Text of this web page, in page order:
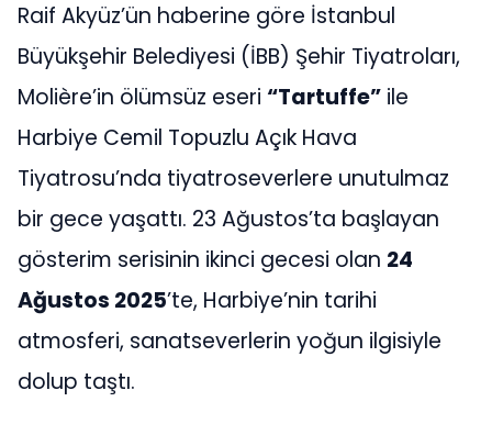
Raif Akyüz’ün haberine göre İstanbul
Büyükşehir Belediyesi (İBB) Şehir Tiyatroları,
Molière’in ölümsüz eseri “Tartuffe” ile
Harbiye Cemil Topuzlu Açık Hava
Tiyatrosu’nda tiyatroseverlere unutulmaz
bir gece yaşattı. 23 Ağustos’ta başlayan
gösterim serisinin ikinci gecesi olan 24
Ağustos 2025’te, Harbiye’nin tarihi
atmosferi, sanatseverlerin yoğun ilgisiyle
dolup taştı.